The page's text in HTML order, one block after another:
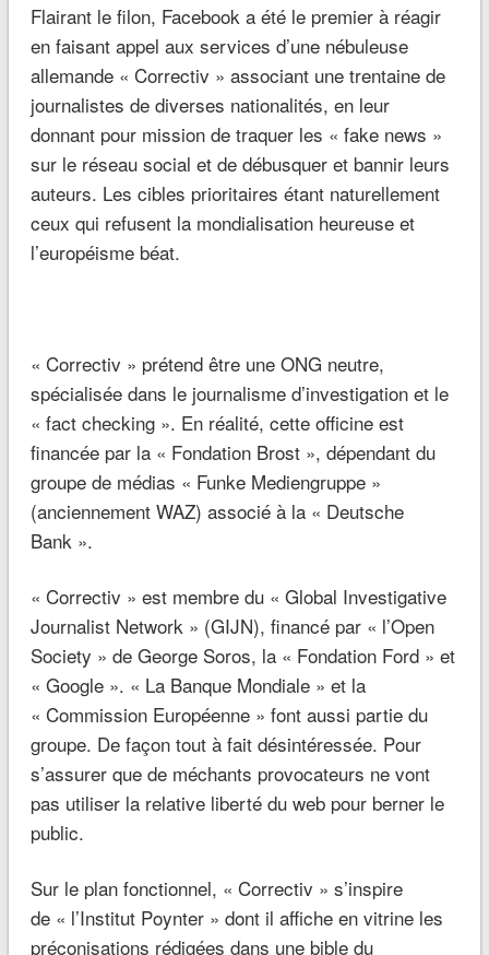
Flairant le filon, Facebook a été le premier à réagir
en faisant appel aux services d’une nébuleuse
allemande « Correctiv » associant une trentaine de
journalistes de diverses nationalités, en leur
donnant pour mission de traquer les « fake news »
sur le réseau social et de débusquer et bannir leurs
auteurs. Les cibles prioritaires étant naturellement
ceux qui refusent la mondialisation heureuse et
l’européisme béat.
« Correctiv » prétend être une ONG neutre,
spécialisée dans le journalisme d’investigation et le
« fact checking ». En réalité, cette officine est
financée par la « Fondation Brost », dépendant du
groupe de médias « Funke Mediengruppe »
(anciennement WAZ) associé à la « Deutsche
Bank ».
« Correctiv » est membre du « Global Investigative
Journalist Network » (GIJN), financé par « l’Open
Society » de George Soros, la « Fondation Ford » et
« Google ». « La Banque Mondiale » et la
« Commission Européenne » font aussi partie du
groupe. De façon tout à fait désintéressée. Pour
s’assurer que de méchants provocateurs ne vont
pas utiliser la relative liberté du web pour berner le
public.
Sur le plan fonctionnel, « Correctiv » s’inspire
de « l’Institut Poynter » dont il affiche en vitrine les
préconisations rédigées dans une bible du